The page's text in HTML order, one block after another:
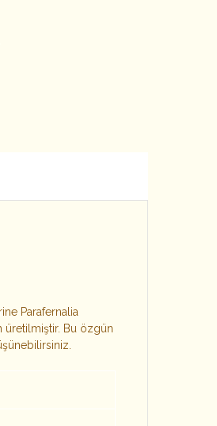
Parafernalia
üretilmiştir. Bu özgün